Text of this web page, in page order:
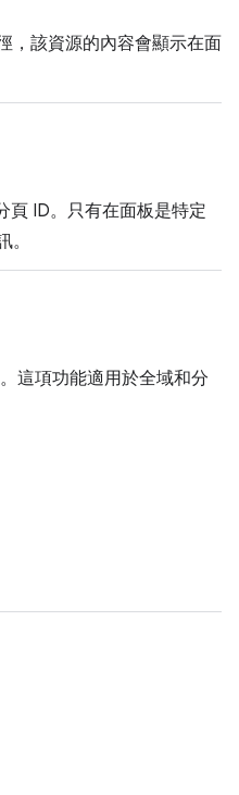
，該資源的內容會顯示在面
頁 ID。只有在面板是特定
這項功能適用於全域和分